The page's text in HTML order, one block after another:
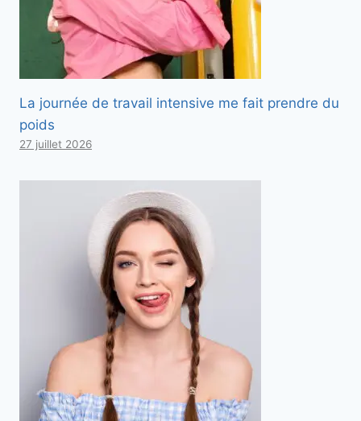
La journée de travail intensive me fait prendre du
poids
27 juillet 2026